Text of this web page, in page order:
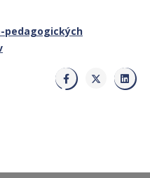
pedagogických